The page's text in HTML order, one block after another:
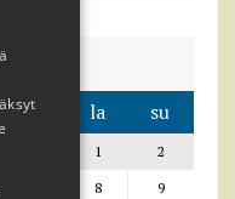
pe la su
1
2
8
9